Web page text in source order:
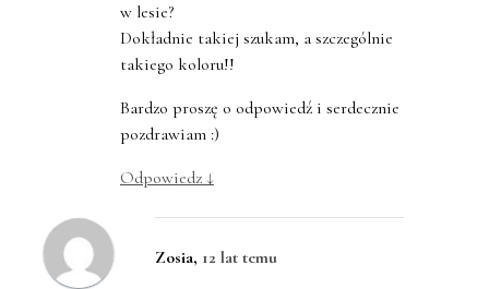
w lesie?
Dokładnie takiej szukam, a szczególnie
takiego koloru!!
Bardzo proszę o odpowiedź i serdecznie
pozdrawiam :)
Odpowiedz ↓
Zosia, 12 lat temu